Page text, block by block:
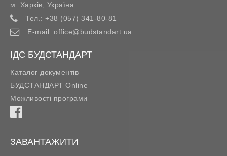
м. Харків
Україна
Тел.: +38 (057) 341-80-81
E-mail: office@budstandart.ua
ІДС БУДСТАНДАРТ
Каталог документів
БУДСТАНДАРТ Online
Можливості програми
ЗАВАНТАЖИТИ